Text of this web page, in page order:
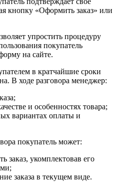
кнопку «Оформить заказ» или
упростить процедуру
покупатель
на сайте.
в кратчайшие сроки
В ходе разговора менеджер:
и особенностях товара;
вариантах оплаты и
покупатель может:
заказ, укомплектовав его
заказа в текущем виде.